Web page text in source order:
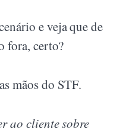
e veja que de
fora, certo?
mãos do STF.
ao cliente sobre